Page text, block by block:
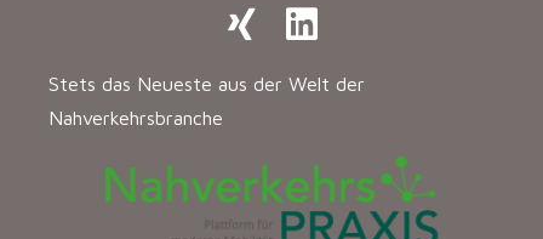
Stets das Neueste aus der Welt der
Nahverkehrsbranche